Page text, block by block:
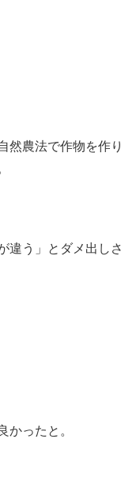
然農法で作物を作り
違う」とダメ出しさ
かったと。